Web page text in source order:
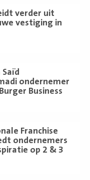
verder uit
vestiging in
ondernemer
Business
Franchise
ondernemers
op 2 & 3